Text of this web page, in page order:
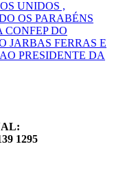
UNIDOS ,
OS PARABÉNS
CONFEP DO
JARBAS FERRAS E
PRESIDENTE DA
1295